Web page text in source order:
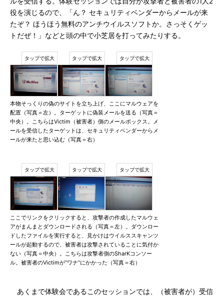
役を演じるので、「ん？ セキュリティベンダーからメールが来
たぞ？ ほうほう無料のアンチウイルスソフトか。さっそくゲッ
トだぜ！」などと頭の中で小芝居を打ってみたりする。
本物そっくりの偽のサイトを立ち上げ、ここにマルウェアを
配置（写真＝左）。ターゲットに偽装メールを送る（写真＝
中央）。こちらはVictim（被害者）側のメールボックス。メ
ールを受信したターゲットは、セキュリティベンダーからメ
ールが来たと思い込む（写真＝右）
ここでリンクをクリックすると、攻撃者の作成したマルウェ
アがまんまとダウンロードされる（写真＝左）。ダウンロー
ドしたファイルを実行すると、見かけはウイルススキャンツ
ールが起動するので、被害者は攻撃されていることに気付か
ない（写真＝中央）。こちらは攻撃者側のSharKコンソー
ル。被害者のVictimが“ワナ”にかかった（写真＝右）
あくまで体験会であるこのセッションでは、（被害者が）受信